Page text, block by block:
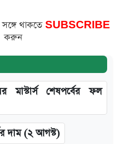
থাকতে SUBSCRIBE
করুন
মাস্টার্স শেষপর্বের ফল
দাম (২ আগস্ট)